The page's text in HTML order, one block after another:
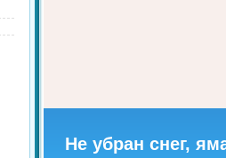
Не убран снег,